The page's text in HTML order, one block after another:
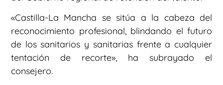
«Castilla-La Mancha se sitúa a la cabeza del
reconocimiento profesional, blindando el futuro
de los sanitarios y sanitarias frente a cualquier
tentación de recorte», ha subrayado el
consejero.